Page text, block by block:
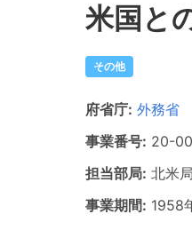
米国と
その他
府省庁: 外務省
事業番号: 20-
担当部局: 北米局
事業期間: 1958